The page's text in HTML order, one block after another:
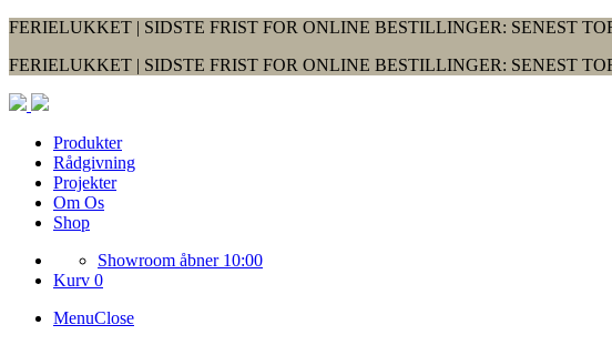
FERIELUKKET | SIDSTE FRIST FOR ONLINE BESTILLINGER: SENEST
FERIELUKKET | SIDSTE FRIST FOR ONLINE BESTILLINGER: SENEST
Produkter
Rådgivning
Projekter
Om Os
Shop
Showroom åbner 10:00
Kurv 0
MenuClose